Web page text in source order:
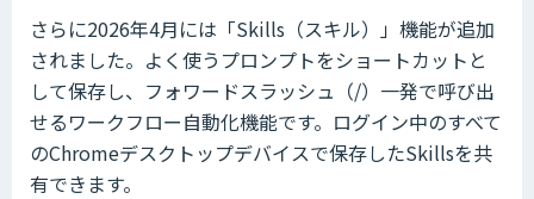
さらに2026年4月には「Skills（スキル）」機能が追加
されました。よく使うプロンプトをショートカットと
して保存し、フォワードスラッシュ（/）一発で呼び出
せるワークフロー自動化機能です。ログイン中のすべて
のChromeデスクトップデバイスで保存したSkillsを共
有できます。